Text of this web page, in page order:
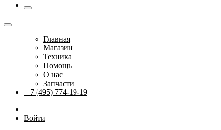
Главная
Магазин
Техника
Помощь
О нас
Запчасти
+7 (495) 774-19-19
Войти